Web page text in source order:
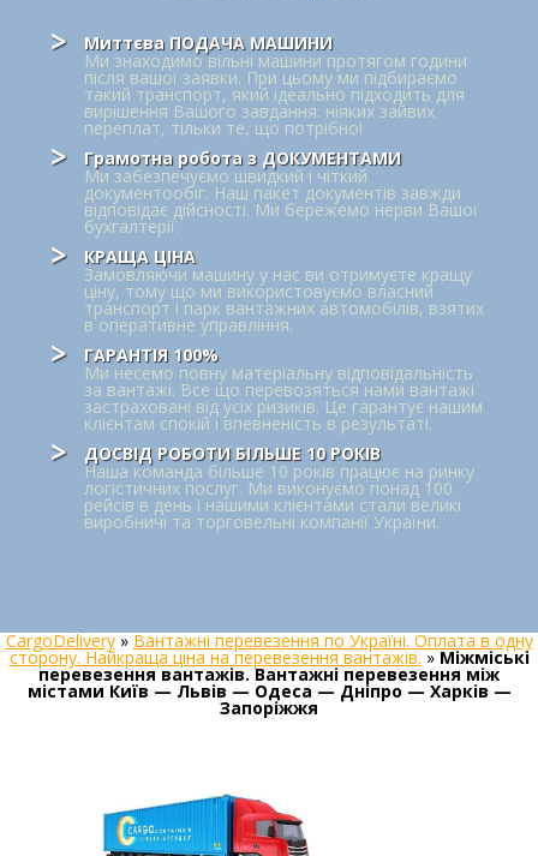
Миттєва ПОДАЧА МАШИНИ
Ми знаходимо вільні машини протягом години
після вашої заявки. При цьому ми підбираємо
такий транспорт, який ідеально підходить для
вирішення Вашого завдання: ніяких зайвих
переплат, тільки те, що потрібно!
Грамотна робота з ДОКУМЕНТАМИ
Ми забезпечуємо швидкий і чіткий
документообіг. Наш пакет документів завжди
відповідає дійсності. Ми бережемо нерви Вашої
бухгалтерії.
КРАЩА ЦІНА
Замовляючи машину у нас ви отримуєте кращу
ціну, тому що ми використовуємо власний
транспорт і парк вантажних автомобілів, взятих
в оперативне управління.
ГАРАНТІЯ 100%
Ми несемо повну матеріальну відповідальність
за вантажі. Все що перевозяться нами вантажі
застраховані від усіх ризиків. Це гарантує нашим
клієнтам спокій і впевненість в результаті.
ДОСВІД РОБОТИ БІЛЬШЕ 10 РОКІВ
Наша команда більше 10 років працює на ринку
логістичних послуг. Ми виконуємо понад 100
рейсів в день і нашими клієнтами стали великі
виробничі та торговельні компанії України.
CargoDelivery»Вантажні перевезення по Україні. Оплата в одну
сторону. Найкраща ціна на перевезення вантажів.»Міжміські
перевезення вантажів. Вантажні перевезення між
містами Київ — Львів — Одеса — Дніпро — Харків —
Запоріжжя